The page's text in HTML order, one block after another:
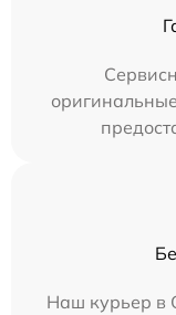
Наш курьер в